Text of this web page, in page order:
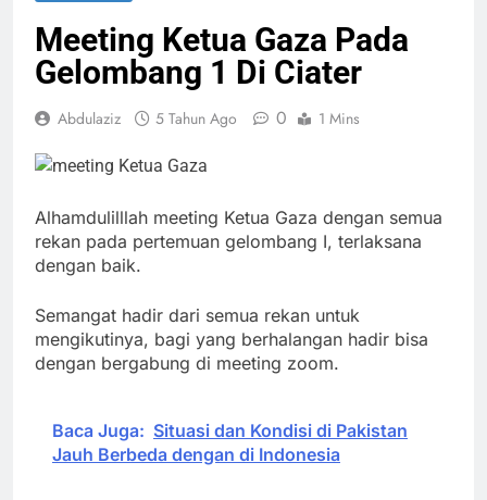
Meeting Ketua Gaza Pada
Gelombang 1 Di Ciater
Abdulaziz 5 Tahun Ago 0 1 Mins
Alhamdulilllah meeting Ketua Gaza dengan semua
rekan pada pertemuan gelombang I, terlaksana
dengan baik.
Semangat hadir dari semua rekan untuk
mengikutinya, bagi yang berhalangan hadir bisa
dengan bergabung di meeting zoom.
Baca Juga: Situasi dan Kondisi di Pakistan
Jauh Berbeda dengan di Indonesia